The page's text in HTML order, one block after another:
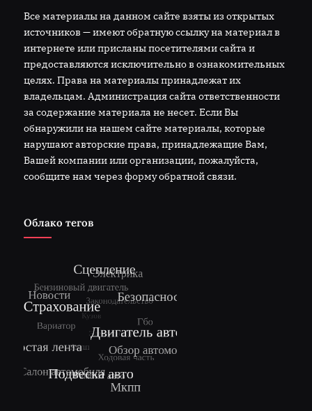
Все материалы на данном сайте взяты из открытых
источников — имеют обратную ссылку на материал в
интернете или присланы посетителями сайта и
предоставляются исключительно в ознакомительных
целях. Права на материалы принадлежат их
владельцам. Администрация сайта ответственности
за содержание материала не несет. Если Вы
обнаружили на нашем сайте материалы, которые
нарушают авторские права, принадлежащие Вам,
Вашей компании или организации, пожалуйста,
сообщите нам через форму обратной связи.
Облако тегов